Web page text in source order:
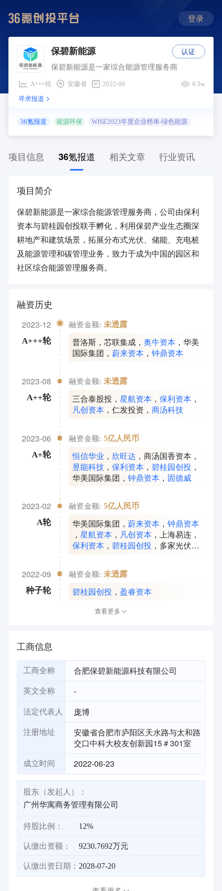
登录
保碧新能源
保碧新能源是一家综合能源管理服务商
A+++轮 安徽省 2022-06 6.5w
寻求报道
36氪报道 能源环保 WISE2023年度企业榜单-绿色能源
认证
项目信息 36氪报道 相关文章 行业资讯
项目简介
保碧新能源是一家综合能源管理服务商，公司由保利
资本与碧桂园创投联手孵化，利用保碧产业生态圈深
耕地产和建筑场景，拓展分布式光伏、储能、充电桩
及能源管理和碳管理业务，致力于成为中国的园区和
社区综合能源管理服务商。
融资历史
2023-12
A+++轮
融资金额: 未透露
普洛斯 ，芯联集成 ，奥牛资本 ，华美
国际集团 ，蔚来资本 ，钟鼎资本
2023-08
A++轮
融资金额: 未透露
三合泰股投 ，星航资本 ，保利资本 ，
凡创资本 ，仁发投资 ，商汤科技
2023-06
A+轮
融资金额: 5亿人民币
恒信华业 ， 欣旺达 ，商汤国香资本 ，
昱能科技 ，保利资本 ， 碧桂园创投 ，
华美国际集团 ，钟鼎资本 ， 固德威
2023-02
A轮
融资金额: 5亿人民币
华美国际集团 ，蔚来资本 ，钟鼎资本
，星航资本 ， 凡创资本 ，上海易连 ，
保利资本 ，碧桂园创投 ， 多家光伏产
2022-09
种子轮
融资金额: 未透露
碧桂园创投 ，盈睿资本
查看更多
工商信息
工商全称 合肥保碧新能源科技有限公司
英文全称 -
法定代表人 庞博
注册地址
安徽省合肥市庐阳区天水路与太和路
交口中科大校友创新园15＃301室
成立时间 2022-06-23
股东（发起人）：
广州华寓商务管理有限公司
持股比例： 12%
认缴出资额： 9230.7692万元
认缴出资日期： 2028-07-20